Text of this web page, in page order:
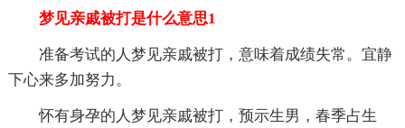
梦见亲戚被打是什么意思1
准备考试的人梦见亲戚被打，意味着成绩失常。宜静
下心来多加努力。
怀有身孕的人梦见亲戚被打，预示生男，春季占生